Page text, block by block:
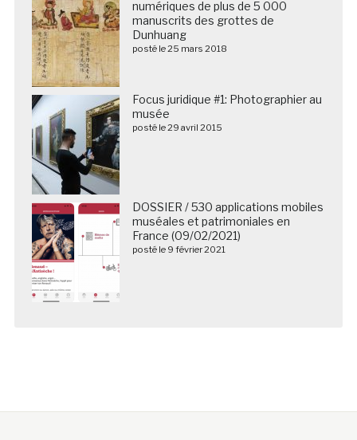
numériques de plus de 5 000
manuscrits des grottes de
Dunhuang
posté le 25 mars 2018
Focus juridique #1: Photographier au
musée
posté le 29 avril 2015
DOSSIER / 530 applications mobiles
muséales et patrimoniales en
France (09/02/2021)
posté le 9 février 2021